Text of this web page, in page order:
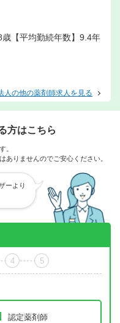
【平均勤続年数】9.4年
人の他の薬剤師求人を見る
方はこちら
。
ありませんのでご安心ください。
ーより
4 5
認定薬剤師